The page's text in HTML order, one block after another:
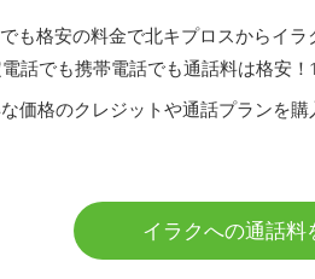
も格安の料金で北キプロスからイラ
話でも携帯電話でも通話料は格安！
価格のクレジットや通話プランを購
イラクへの通話料